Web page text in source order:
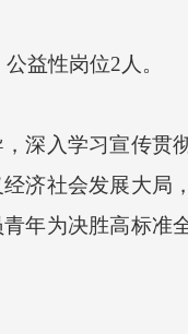
益性岗位2人。
深入学习宣传贯
济社会发展大局
年为决胜高标准